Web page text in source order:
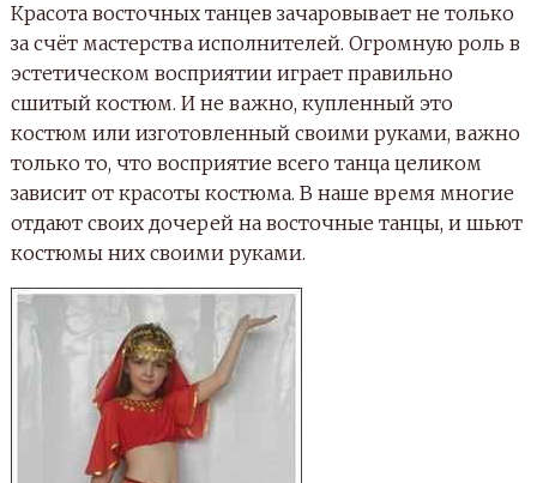
Красота восточных танцев зачаровывает не только
за счёт мастерства исполнителей. Огромную роль в
эстетическом восприятии играет правильно
сшитый костюм. И не важно, купленный это
костюм или изготовленный своими руками, важно
только то, что восприятие всего танца целиком
зависит от красоты костюма. В наше время многие
отдают своих дочерей на восточные танцы, и шьют
костюмы них своими руками.